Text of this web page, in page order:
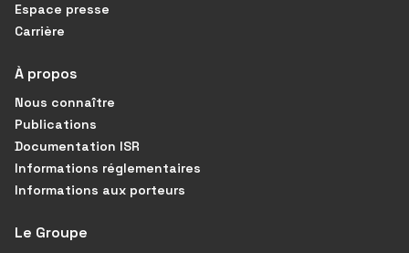
Espace presse
Carrière
À propos
Nous connaître
Publications
Documentation ISR
Informations réglementaires
Informations aux porteurs
Le Groupe